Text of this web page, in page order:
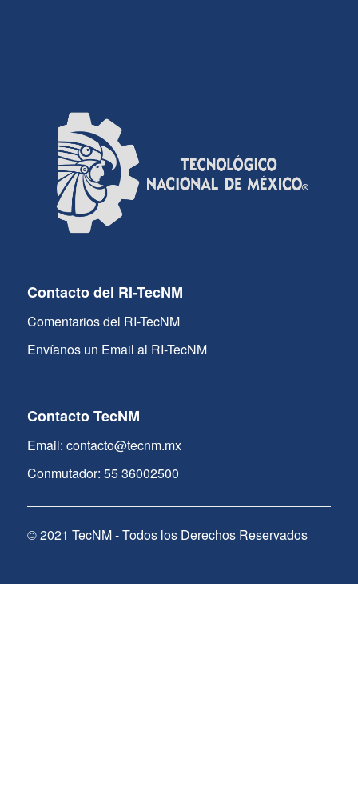
Contacto del RI-TecNM
Comentarios del RI-TecNM
Envíanos un Email al RI-TecNM
Contacto TecNM
Email: contacto@tecnm.mx
Conmutador: 55 36002500
© 2021 TecNM - Todos los Derechos Reservados